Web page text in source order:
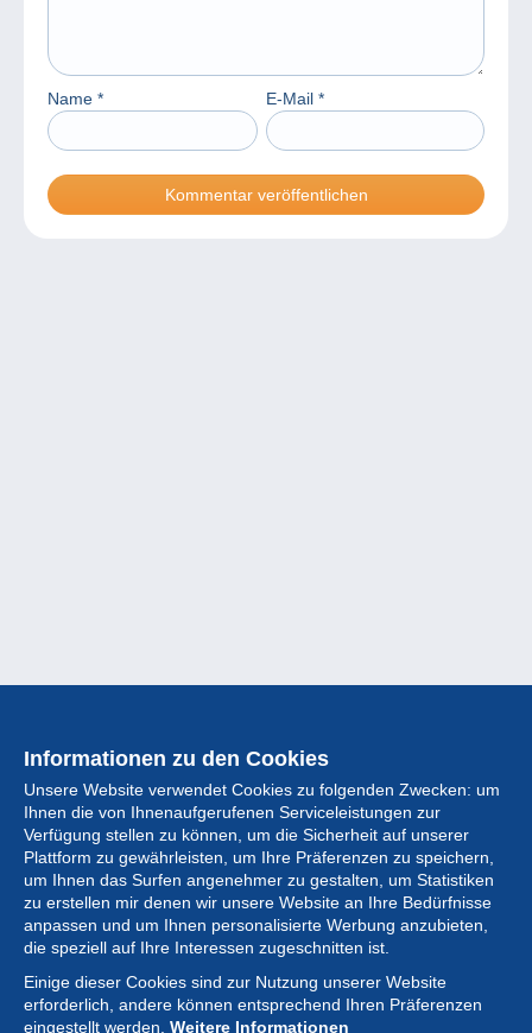
Name * E-Mail *
Informationen zu den Cookies
Unsere Website verwendet Cookies zu folgenden Zwecken: um
Ihnen die von Ihnenaufgerufenen Serviceleistungen zur
Verfügung stellen zu können, um die Sicherheit auf unserer
Plattform zu gewährleisten, um Ihre Präferenzen zu speichern,
um Ihnen das Surfen angenehmer zu gestalten, um Statistiken
zu erstellen mir denen wir unsere Website an Ihre Bedürfnisse
anpassen und um Ihnen personalisierte Werbung anzubieten,
die speziell auf Ihre Interessen zugeschnitten ist.
Einige dieser Cookies sind zur Nutzung unserer Website
erforderlich, andere können entsprechend Ihren Präferenzen
eingestellt werden. Weitere Informationen
Sammlung
Neuigkeiten